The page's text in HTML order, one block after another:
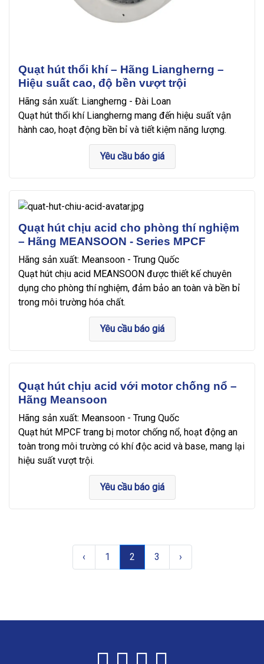
Quạt hút thổi khí – Hãng Liangherng –
Hiệu suất cao, độ bền vượt trội
Hãng sản xuất: Liangherng - Đài Loan
Quạt hút thổi khí Liangherng mang đến hiệu suất vận
hành cao, hoạt động bền bỉ và tiết kiệm năng lượng.
Yêu cầu báo giá
Quạt hút chịu acid cho phòng thí nghiệm
– Hãng MEANSOON - Series MPCF
Hãng sản xuất: Meansoon - Trung Quốc
Quạt hút chịu acid MEANSOON được thiết kế chuyên
dụng cho phòng thí nghiệm, đảm bảo an toàn và bền bỉ
trong môi trường hóa chất.
Yêu cầu báo giá
Quạt hút chịu acid với motor chống nổ –
Hãng Meansoon
Hãng sản xuất: Meansoon - Trung Quốc
Quạt hút MPCF trang bị motor chống nổ, hoạt động an
toàn trong môi trường có khí độc acid và base, mang lại
hiệu suất vượt trội.
Yêu cầu báo giá
‹ 1 2 3 ›